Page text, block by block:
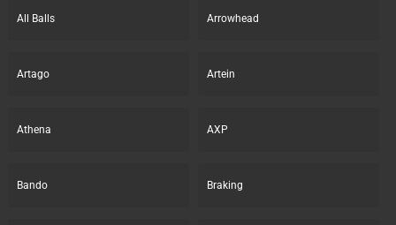
All Balls Arrowhead
Artago Artein
Athena AXP
Bando Braking